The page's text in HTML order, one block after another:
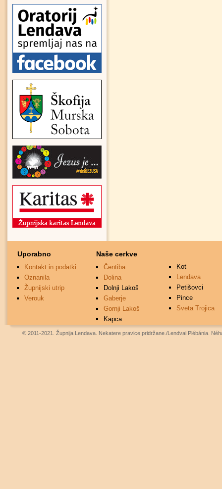
Uporabno
Kontakt in podatki
Oznanila
Župnijski utrip
Verouk
Naše cerkve
Čentiba
Dolina
Dolnji Lakoš
Gaberje
Gornji Lakoš
Kapca
Kot
Lendava
Petišovci
Pince
Sveta Trojica
© 2011-2021. Župnija Lendava. Nekatere pravice pridržane./Lendvai Plébánia.